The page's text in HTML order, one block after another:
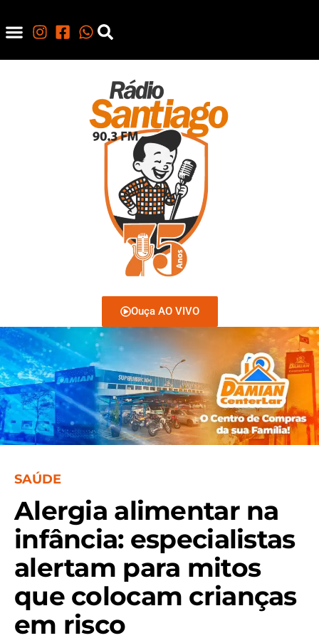
Ouça AO VIVO
SAÚDE
Alergia alimentar na
infância: especialistas
alertam para mitos
que colocam crianças
em risco